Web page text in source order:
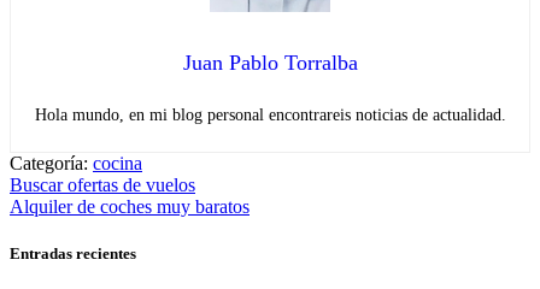
Juan Pablo Torralba
Hola mundo, en mi blog personal encontrareis noticias de actualidad.
Categoría: cocina
Navegación
de
entradas
Entrada
anterior:
Buscar ofertas de vuelos
Entrada
Alquiler de coches muy baratos
Entradas recientes